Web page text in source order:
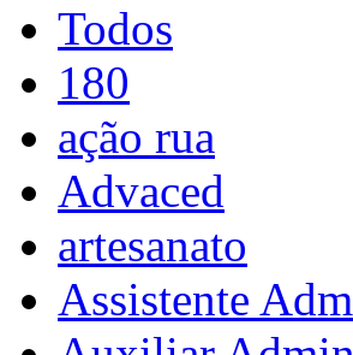
Todos
180
ação rua
Advaced
artesanato
Assistente